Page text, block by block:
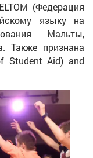
(Федерация
языку на
Мальты,
Также признана
Student Aid) and